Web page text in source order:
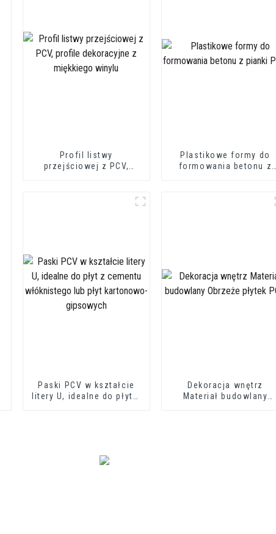
Profil listwy
przejściowej z PCV,
Plastikowe formy do
formowania betonu z
Paski PCV w kształcie
litery U, idealne do płyt z
Dekoracja wnętrz
Materiał budowlany